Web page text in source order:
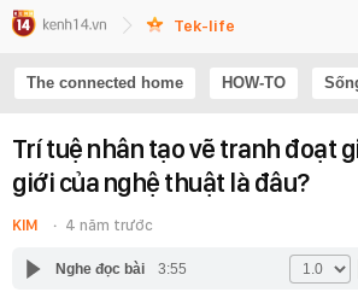
Tek-life
The connected home HOW-TO
Trí tuệ nhân tạo vẽ tranh đoạt
giới của nghệ thuật là đâu?
KIM 4 năm trước
Nghe đọc bài 3:55